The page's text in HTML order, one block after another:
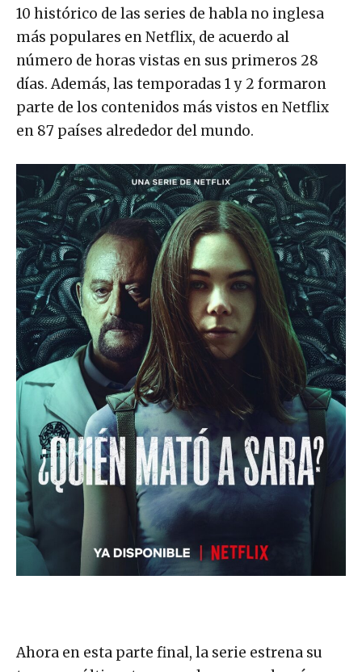
10 histórico de las series de habla no inglesa
más populares en Netflix, de acuerdo al
número de horas vistas en sus primeros 28
días. Además, las temporadas 1 y 2 formaron
parte de los contenidos más vistos en Netflix
en 87 países alrededor del mundo.
Ahora en esta parte final, la serie estrena su